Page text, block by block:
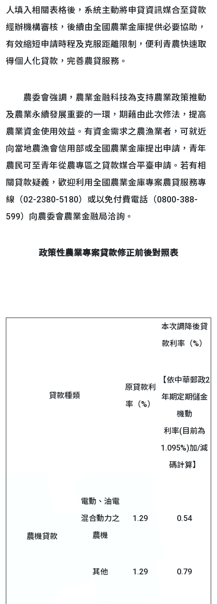
人填入相關表格後，系統主動將申貸資訊媒合至貸款
經辦機構審核，後續由全國農業金庫提供必要協助，
有效縮短申請時程及克服距離限制，便利青農快速取
得個人化貸款，完善農貸服務。
農委會強調，農業金融科技為支持農業政策推動
及農業永續發展重要的一環，期藉由此次修法，提高
農業資金使用效益。有資金需求之農漁業者，可就近
向當地農漁會信用部或全國農業金庫提出申請，青年
農民可至青年從農專區之貸款媒合平臺申請。若有相
關貸款疑義，歡迎利用全國農業金庫專案農貸服務專
線（02-2380-5180）或以免付費電話（0800-388-
599）向農委會農業金融局洽詢。
政策性農業專案貸款修正前後對照表
貸款種類
原貸款利
率（%）
本次調降後貸
款利率（%）
【依中華郵政2
年期定期儲金
機動
利率(目前為
1.095%)加/減
碼計算】
農機貸款
電動、油電
混合動力之
農機
1.29 0.54
其他 1.29 0.79